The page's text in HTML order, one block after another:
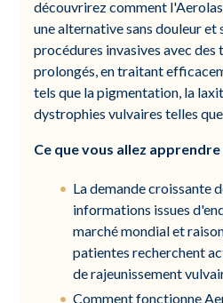
découvrirez comment
une alternative sans douleur et
procédures invasives avec des
prolongés, en traitant
tels que la pigmentation, la
dystrophies vulvaires telles
Ce que vous allez
La demande croissante
informations issues
marché mondial et
patientes recherchent
de rajeunissement
Comment fonctionne